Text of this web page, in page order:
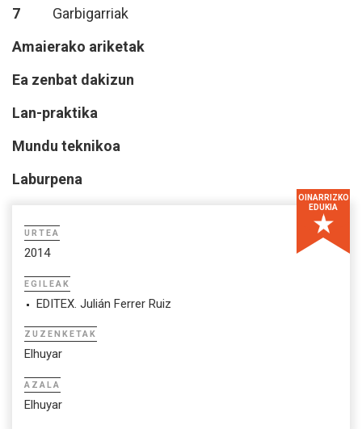
7
Garbigarriak
Amaierako ariketak
Ea zenbat dakizun
Lan-praktika
Mundu teknikoa
Laburpena
OINARRIZKO
EDUKIA
URTEA
2014
EGILEAK
EDITEX. Julián Ferrer Ruiz
ZUZENKETAK
Elhuyar
AZALA
Elhuyar